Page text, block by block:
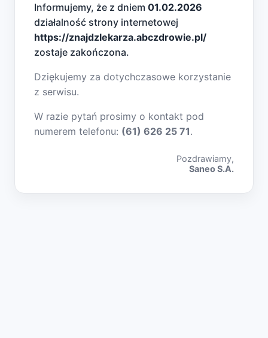
Informujemy, że z dniem 01.02.2026
działalność strony internetowej
https://znajdzlekarza.abczdrowie.pl/
zostaje zakończona.
Dziękujemy za dotychczasowe korzystanie
z serwisu.
W razie pytań prosimy o kontakt pod
numerem telefonu: (61) 626 25 71.
Pozdrawiamy,
Saneo S.A.